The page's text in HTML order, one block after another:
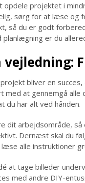
projektet i
sørg for at læse og
så du er godt
planlægning er du
bliver en
med at gennemgå
du har alt ved hånden.
dit arbejdsområde,
Dernæst skal du
alle instruktioner
at tage billeder
med andre DIY-